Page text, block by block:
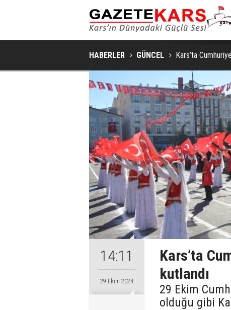
SAKIN VE ŞIK BIR YAŞAM ALANI İÇIN YATAK
HABERLER GÜNCEL Kars’ta
14:11
29 Ekim 2024
Kars’ta
kutlandı
29 Ekim
olduğu gibi